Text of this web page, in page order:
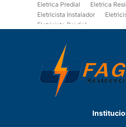
Eletrica Predial
Eletrica
Eletricista Instalador
Eletricista Predial
Eletricista Residencial
Eletricista Residencial E Predial
Eletricistas de Manutenção
Empresa de Instalações
Empresa de Manutenção
Empresa de Prestação de
Fiação para Instalação Eletrica